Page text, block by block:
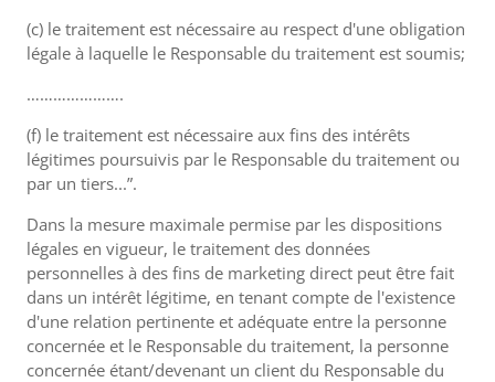
(c) le traitement est nécessaire au respect d'une obligation
légale à laquelle le Responsable du traitement est soumis;
………………….
(f) le traitement est nécessaire aux fins des intérêts
légitimes poursuivis par le Responsable du traitement ou
par un tiers...”.
Dans la mesure maximale permise par les dispositions
légales en vigueur, le traitement des données
personnelles à des fins de marketing direct peut être fait
dans un intérêt légitime, en tenant compte de l'existence
d'une relation pertinente et adéquate entre la personne
concernée et le Responsable du traitement, la personne
concernée étant/devenant un client du Responsable du